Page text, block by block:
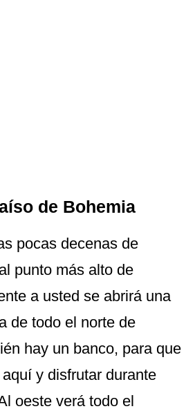
de Bohemia
pocas decenas de
punto más alto de
a usted se abrirá una
de todo el norte de
hay un banco, para que
y disfrutar durante
oeste verá todo el